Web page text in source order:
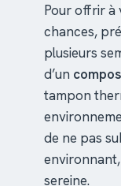
Pour offrir à
chances,
plusieurs
d’un
tampon
de ne pas
sereine.